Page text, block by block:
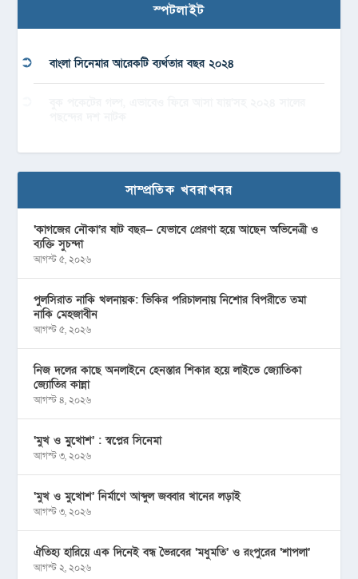
স্পটলাইট
বাংলা সিনেমার আরেকটি ব্যর্থতার বছর ২০২৪
সাম্প্রতিক খবরাখবর
‘কাগজের নৌকা’র ষাট বছর— যেভাবে প্রেরণা হয়ে আছেন অভিনেত্রী ও
ব্যক্তি সুচন্দা
আগস্ট ৫, ২০২৬
পুলসিরাত নাকি খলনায়ক: ভিকির পরিচালনায় নিশোর বিপরীতে তমা
নাকি মেহজাবীন
আগস্ট ৫, ২০২৬
নিজ দলের কাছে অনলাইনে হেনস্তার শিকার হয়ে লাইভে জ্যোতিকা
জ্যোতির কান্না
আগস্ট ৪, ২০২৬
‘মুখ ও মু্খোশ’ : স্বপ্নের সিনেমা
আগস্ট ৩, ২০২৬
‘মুখ ও মুখোশ’ নির্মাণে আব্দুল জব্বার খানের লড়াই
আগস্ট ৩, ২০২৬
ঐতিহ্য হারিয়ে এক দিনেই বন্ধ ভৈরবের ‘মধুমতি’ ও রংপুরের ‘শাপলা’
আগস্ট ২, ২০২৬